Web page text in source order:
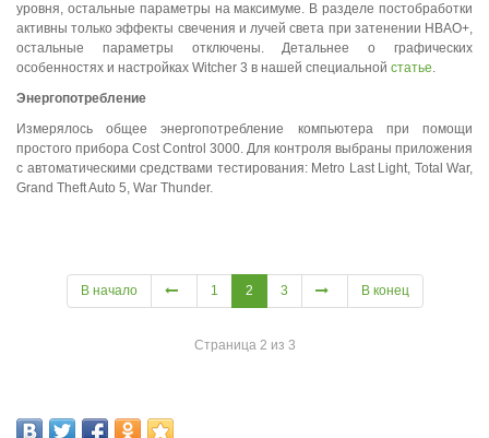
уровня, остальные параметры на максимуме. В разделе постобработки
активны только эффекты свечения и лучей света при затенении HBAO+,
остальные параметры отключены. Детальнее о графических
особенностях и настройках Witcher 3 в нашей специальной статье.
Энергопотребление
Измерялось общее энергопотребление компьютера при помощи
простого прибора Cost Control 3000. Для контроля выбраны приложения
с автоматическими средствами тестирования: Metro Last Light, Total War,
Grand Theft Auto 5, War Thunder.
В начало 1 2 3 В конец
Страница 2 из 3